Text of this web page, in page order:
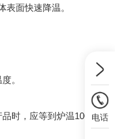
面快速降温。
。
品时，应等到炉温100℃以
电话